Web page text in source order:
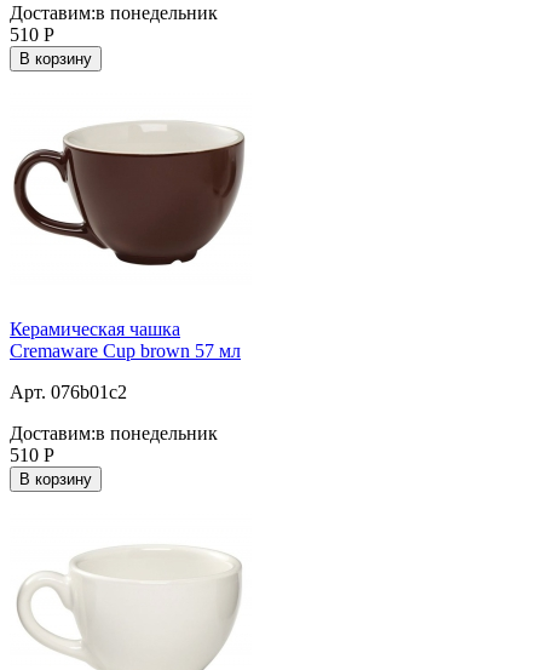
Доставим:в понедельник
510 Р
В корзину
Керамическая чашка
Cremaware Cup brown 57 мл
Арт. 076b01c2
Доставим:в понедельник
510 Р
В корзину